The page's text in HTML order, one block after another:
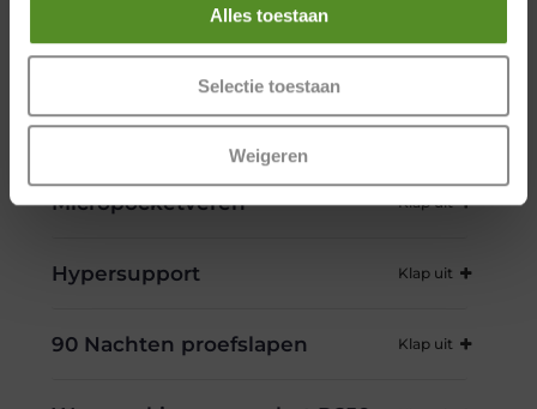
Alles toestaan
Selectie toestaan
Weigeren
Pocketveringmatras P650 – 25
cm hoog
Micropocketveren
Hypersupport
90 Nachten proefslapen